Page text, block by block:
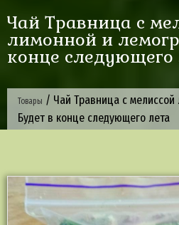
Чай Травница с
лимонной и
конце следующего
Товары / Чай Травница с
Будет в конце следующего лета